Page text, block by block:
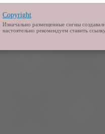
Copyright
Изначально размещенные сигны
настоятельно рекомендуем ставить